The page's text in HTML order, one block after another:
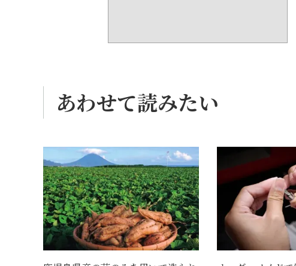
あわせて読みたい